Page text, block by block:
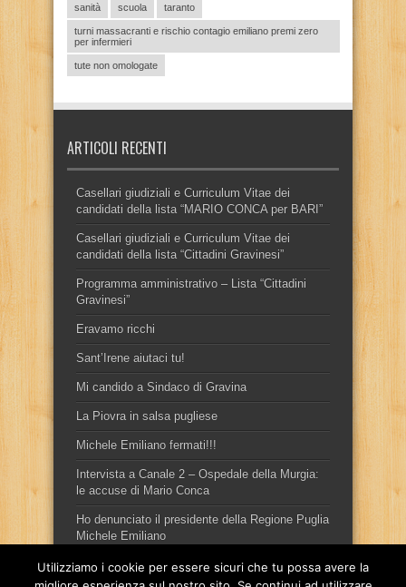
sanità scuola taranto
turni massacranti e rischio contagio emiliano premi zero
per infermieri
tute non omologate
ARTICOLI RECENTI
Casellari giudiziali e Curriculum Vitae dei
candidati della lista “MARIO CONCA per BARI”
Casellari giudiziali e Curriculum Vitae dei
candidati della lista “Cittadini Gravinesi”
Programma amministrativo – Lista “Cittadini
Gravinesi”
Eravamo ricchi
Sant’Irene aiutaci tu!
Mi candido a Sindaco di Gravina
La Piovra in salsa pugliese
Michele Emiliano fermati!!!
Intervista a Canale 2 – Ospedale della Murgia:
le accuse di Mario Conca
Ho denunciato il presidente della Regione Puglia
Michele Emiliano
Utilizziamo i cookie per essere sicuri che tu possa avere la